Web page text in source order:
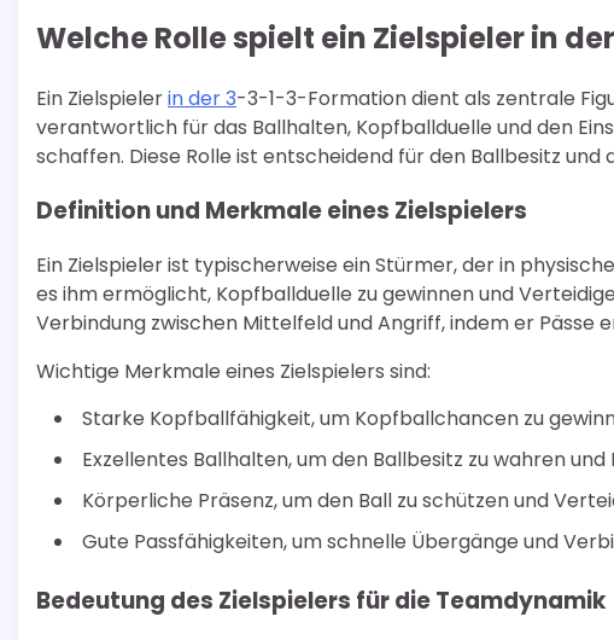
Welche Rolle spielt ein Zielspieler in
Ein Zielspielerin der 3-3-1-3-Formation dient als zentrale
verantwortlich für das Ballhalten, Kopfballduelle und den
schaffen. Diese Rolle ist entscheidend für den Ballbesitz
Definition und Merkmale eines Zielspielers
Ein Zielspieler ist typischerweise ein Stürmer, der in
es ihm ermöglicht, Kopfballduelle zu gewinnen und
Verbindung zwischen Mittelfeld und Angriff, indem er Pässe
Wichtige Merkmale eines Zielspielers sind:
Starke Kopfballfähigkeit, um Kopfballchancen zu
Exzellentes Ballhalten, um den Ballbesitz zu wahren
Körperliche Präsenz, um den Ball zu schützen und
Gute Passfähigkeiten, um schnelle Übergänge und
Bedeutung des Zielspielers für die Teamdynamik